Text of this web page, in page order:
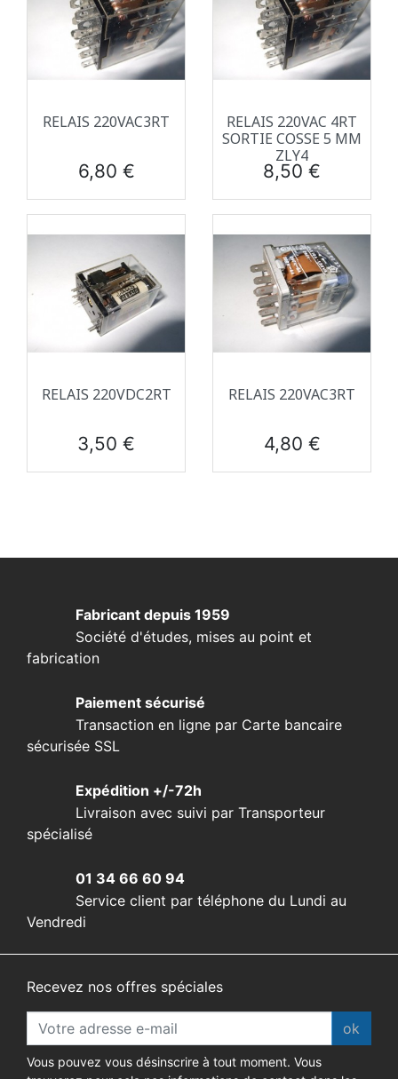
RELAIS 220VAC3RT
Prix
6,80 €
RELAIS 220VAC 4RT
SORTIE COSSE 5 MM
ZLY4
Prix
8,50 €
RELAIS 220VDC2RT
Prix
3,50 €
RELAIS 220VAC3RT
Prix
4,80 €
Fabricant depuis 1959
Société d'études, mises au point et
fabrication
Paiement sécurisé
Transaction en ligne par Carte bancaire
sécurisée SSL
Expédition +/-72h
Livraison avec suivi par Transporteur
spécialisé
01 34 66 60 94
Service client par téléphone du Lundi au
Vendredi
Recevez nos offres spéciales
ok
Vous pouvez vous désinscrire à tout moment. Vous